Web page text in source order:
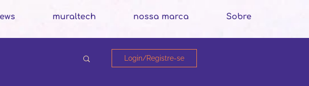
muraltech nossa marca Sobre
Login/Registre-se